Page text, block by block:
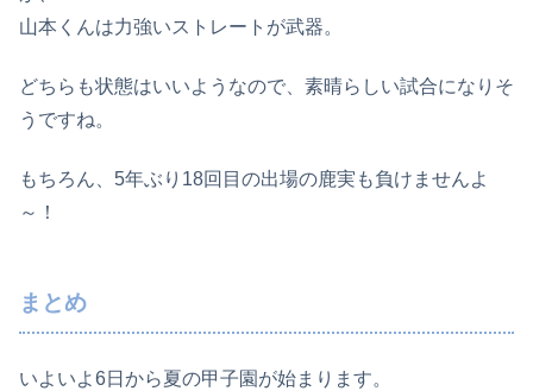
山本くんは力強いストレートが武器。
どちらも状態はいいようなので、素晴らしい試合になりそ
うですね。
もちろん、5年ぶり18回目の出場の鹿実も負けませんよ
～！
まとめ
いよいよ6日から夏の甲子園が始まります。